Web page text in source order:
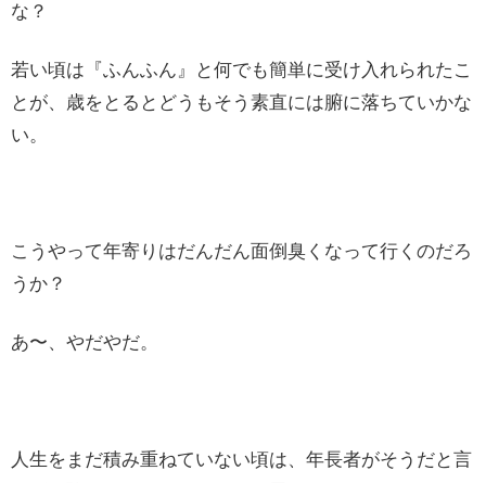
な？
若い頃は『ふんふん』と何でも簡単に受け入れられたこ
とが、歳をとるとどうもそう素直には腑に落ちていかな
い。
こうやって年寄りはだんだん面倒臭くなって行くのだろ
うか？
あ〜、やだやだ。
人生をまだ積み重ねていない頃は、年長者がそうだと言